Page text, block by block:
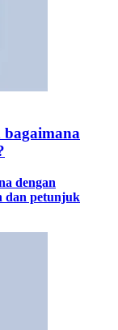
dengan
dan petunjuk